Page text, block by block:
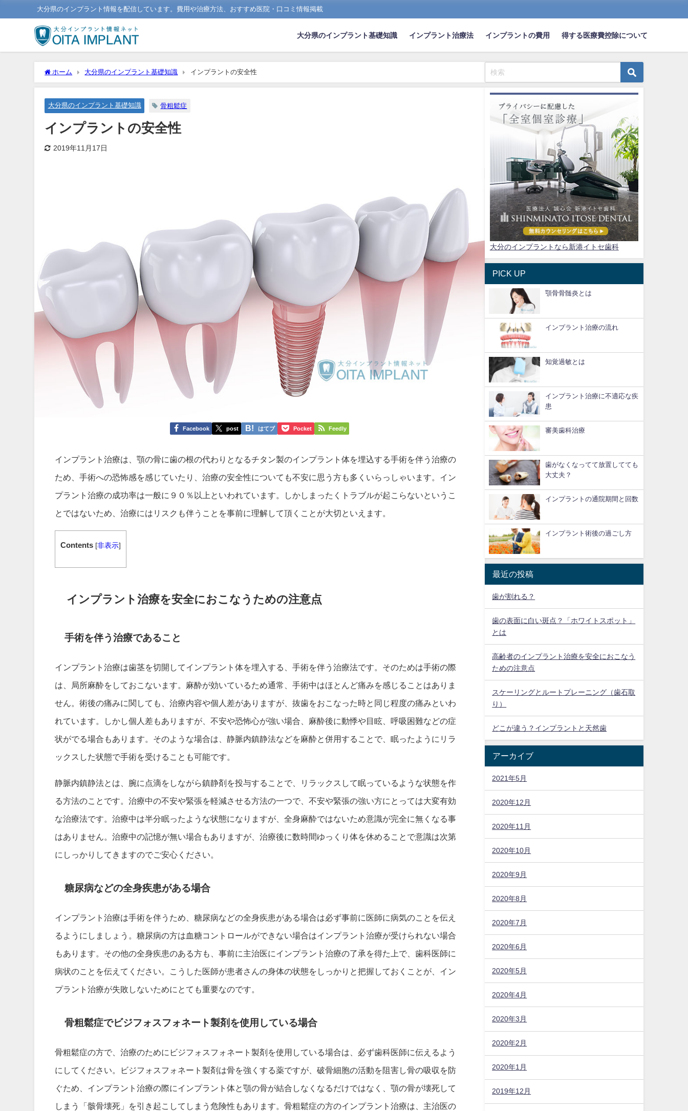
大分県のインプラント情報を配信しています。費用や治療方法、おすすめ医院・口コミ情報掲載
大分県のインプラント基礎知識 インプラント治療法 インプラントの費用 得する医療費控除について
ホーム 大分県のインプラント基礎知識 インプラントの安全性
大分県のインプラント基礎知識 骨粗鬆症
インプラントの安全性
2019年11月17日
Facebook post はてブ Pocket Feedly
インプラント治療は、顎の骨に歯の根の代わりとなるチタン製のインプラント体を埋込する手術を伴う治療の
ため、手術への恐怖感を感じていたり、治療の安全性についても不安に思う方も多くいらっしゃいます。イン
プラント治療の成功率は一般に９０％以上といわれています。しかしまったくトラブルが起こらないというこ
とではないため、治療にはリスクも伴うことを事前に理解して頂くことが大切といえます。
Contents [非表示]
インプラント治療を安全におこなうための注意点
手術を伴う治療であること
インプラント治療は歯茎を切開してインプラント体を埋入する、手術を伴う治療法です。そのためは手術の際
は、局所麻酔をしておこないます。麻酔が効いているため通常、手術中はほとんど痛みを感じることはありま
せん。術後の痛みに関しても、治療内容や個人差がありますが、抜歯をおこなった時と同じ程度の痛みといわ
れています。しかし個人差もありますが、不安や恐怖心が強い場合、麻酔後に動悸や目眩、呼吸困難などの症
状がでる場合もあります。そのような場合は、静脈内鎮静法などを麻酔と併用することで、眠ったようにリラ
ックスした状態で手術を受けることも可能です。
静脈内鎮静法とは、腕に点滴をしながら鎮静剤を投与することで、リラックスして眠っているような状態を作
る方法のことです。治療中の不安や緊張を軽減させる方法の一つで、不安や緊張の強い方にとっては大変有効
な治療法です。治療中は半分眠ったような状態になりますが、全身麻酔ではないため意識が完全に無くなる事
はありません。治療中の記憶が無い場合もありますが、治療後に数時間ゆっくり体を休めることで意識は次第
にしっかりしてきますのでご安心ください。
糖尿病などの全身疾患がある場合
インプラント治療は手術を伴うため、糖尿病などの全身疾患がある場合は必ず事前に医師に病気のことを伝え
るようにしましょう。糖尿病の方は血糖コントロールができない場合はインプラント治療が受けられない場合
もあります。その他の全身疾患のある方も、事前に主治医にインプラント治療の了承を得た上で、歯科医師に
病状のことを伝えてください。こうした医師が患者さんの身体の状態をしっかりと把握しておくことが、イン
プラント治療が失敗しないためにとても重要なのです。
骨粗鬆症でビジフォスフォネート製剤を使用している場合
骨粗鬆症の方で、治療のためにビジフォスフォネート製剤を使用している場合は、必ず歯科医師に伝えるよう
にしてください。ビジフォスフォネート製剤は骨を強くする薬ですが、破骨細胞の活動を阻害し骨の吸収を防
ぐため、インプラント治療の際にインプラント体と顎の骨が結合しなくなるだけではなく、顎の骨が壊死して
しまう「骸骨壊死」を引き起こしてしまう危険性もあります。骨粗鬆症の方のインプラント治療は、主治医の
大分のインプラントなら新港イトセ歯科
PICK UP
顎骨骨髄炎とは
インプラント治療の流れ
知覚過敏とは
インプラント治療に不適応な疾
患
審美歯科治療
歯がなくなってて放置してても
大丈夫？
インプラントの通院期間と回数
インプラント術後の過ごし方
最近の投稿
歯が割れる？
歯の表面に白い斑点？「ホワイトスポット」
とは
高齢者のインプラント治療を安全におこなう
ための注意点
スケーリングとルートプレーニング（歯石取
り）
どこが違う？インプラントと天然歯
アーカイブ
2021年5月
2020年12月
2020年11月
2020年10月
2020年9月
2020年8月
2020年7月
2020年6月
2020年5月
2020年4月
2020年3月
2020年2月
2020年1月
2019年12月